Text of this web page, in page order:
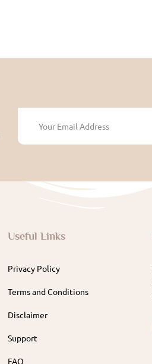
Useful Links
Privacy Policy
Terms and Conditions
Disclaimer
Support
FAQ